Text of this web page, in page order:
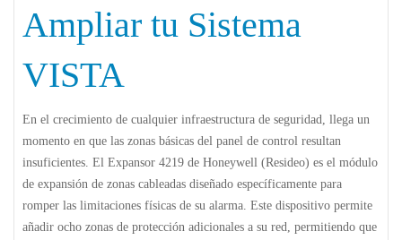
Ampliar tu Sistema
VISTA
En el crecimiento de cualquier infraestructura de seguridad, llega un
momento en que las zonas básicas del panel de control resultan
insuficientes. El Expansor 4219 de Honeywell (Resideo) es el módulo
de expansión de zonas cableadas diseñado específicamente para
romper las limitaciones físicas de su alarma. Este dispositivo permite
añadir ocho zonas de protección adicionales a su red, permitiendo que